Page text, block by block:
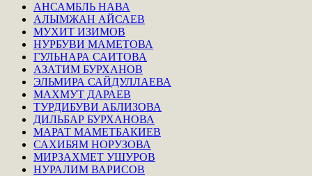
АНСАМБЛЬ НАВА
АЛЫМЖАН АЙСАЕВ
МУХИТ ИЗИМОВ
НУРБУВИ МАМЕТОВА
ГУЛЬНАРА САИТОВА
АЗАТИМ БУРХАНОВ
ЭЛЬМИРА САЙДУЛЛАЕВА
МАХМУТ ДАРАЕВ
ТУРДИБУВИ АБЛИЗОВА
ДИЛЬБАР БУРХАНОВА
МАРАТ МАМЕТБАКИЕВ
САХИБЯМ НОРУЗОВА
МИРЗАХМЕТ УШУРОВ
НУРАЛИМ ВАРИСОВ